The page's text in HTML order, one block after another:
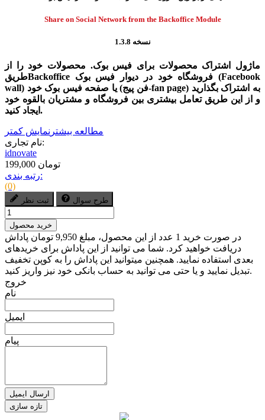
Share on Social Network from the Backoffice Module
نسخه 1.3.8
ماژول اشتراک محصولات برای فیس بوک. محصولات خود را از
طریقBackoffice فروشگاه خود در دیوار فیس بوک (Facebook
wall) یا صفحه فیس بوک خود (فن پیج-fan page) به اشتراک بگذارید
و از این طریق تعامل بیشتری بین فروشگاه و مشتریان بالقوه خود
ایجاد کنید.
مطالعه بیشتر نمایش کمتر
نام تجاری:
idnovate
199,000 تومان
رتبه بندی:
(0)
ثبت نظر طرح سوال
خرید محصول
در صورت خرید 1 عدد از این محصول، مبلغ 9,950 تومان پاداش
دریافت خواهید کرد. شما می توانید از این پاداش برای خریدهای
بعدی استفاده نمایید. همچنین میتوانید این پاداش را به کوپن تخفیف
تبدیل نمایید و یا حتی می توانید به حساب بانکی خود نیز واریز کنید.
خروج
نام
ایمیل
پیام
ارسال ایمیل